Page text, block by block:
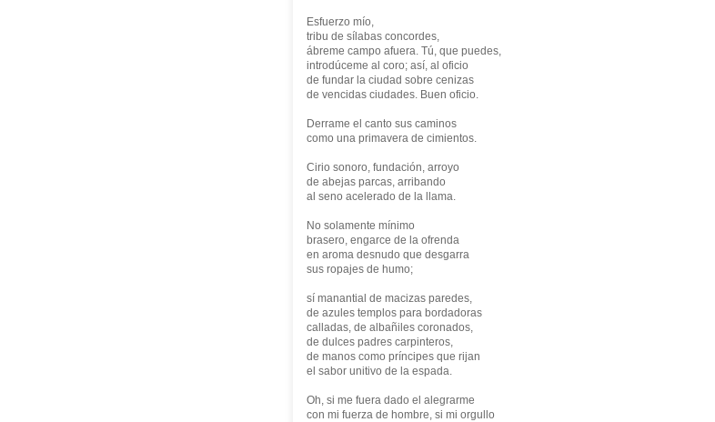
Esfuerzo mío,
tribu de sílabas concordes,
ábreme campo afuera. Tú, que puedes,
introdúceme al coro; así, al oficio
de fundar la ciudad sobre cenizas
de vencidas ciudades. Buen oficio.
Derrame el canto sus caminos
como una primavera de cimientos.
Cirio sonoro, fundación, arroyo
de abejas parcas, arribando
al seno acelerado de la llama.
No solamente mínimo
brasero, engarce de la ofrenda
en aroma desnudo que desgarra
sus ropajes de humo;
sí manantial de macizas paredes,
de azules templos para bordadoras
calladas, de albañiles coronados,
de dulces padres carpinteros,
de manos como príncipes que rijan
el sabor unitivo de la espada.
Oh, si me fuera dado el alegrarme
con mi fuerza de hombre, si mi orgullo